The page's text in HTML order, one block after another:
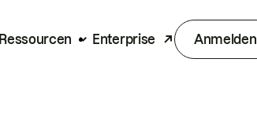
Ressourcen Enterprise Anmelden